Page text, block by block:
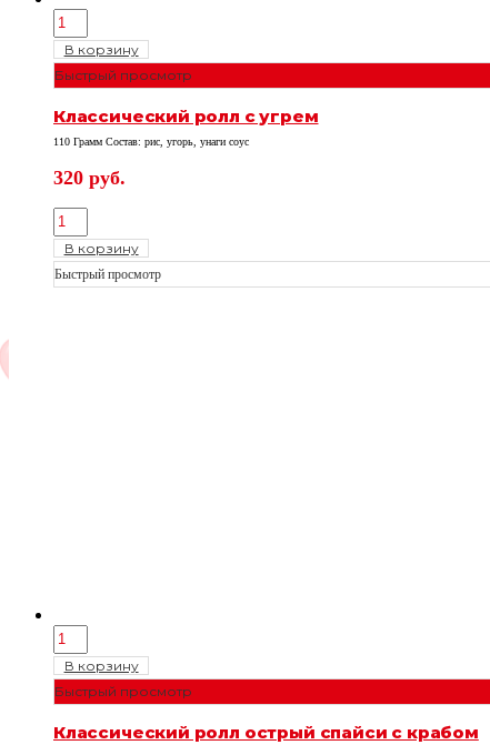
В корзину
Быстрый просмотр
Классический ролл с угрем
110 Грамм Состав: рис, угорь, унаги соус
320 руб.
В корзину
Быстрый просмотр
В корзину
Быстрый просмотр
Классический ролл острый спайси с крабом